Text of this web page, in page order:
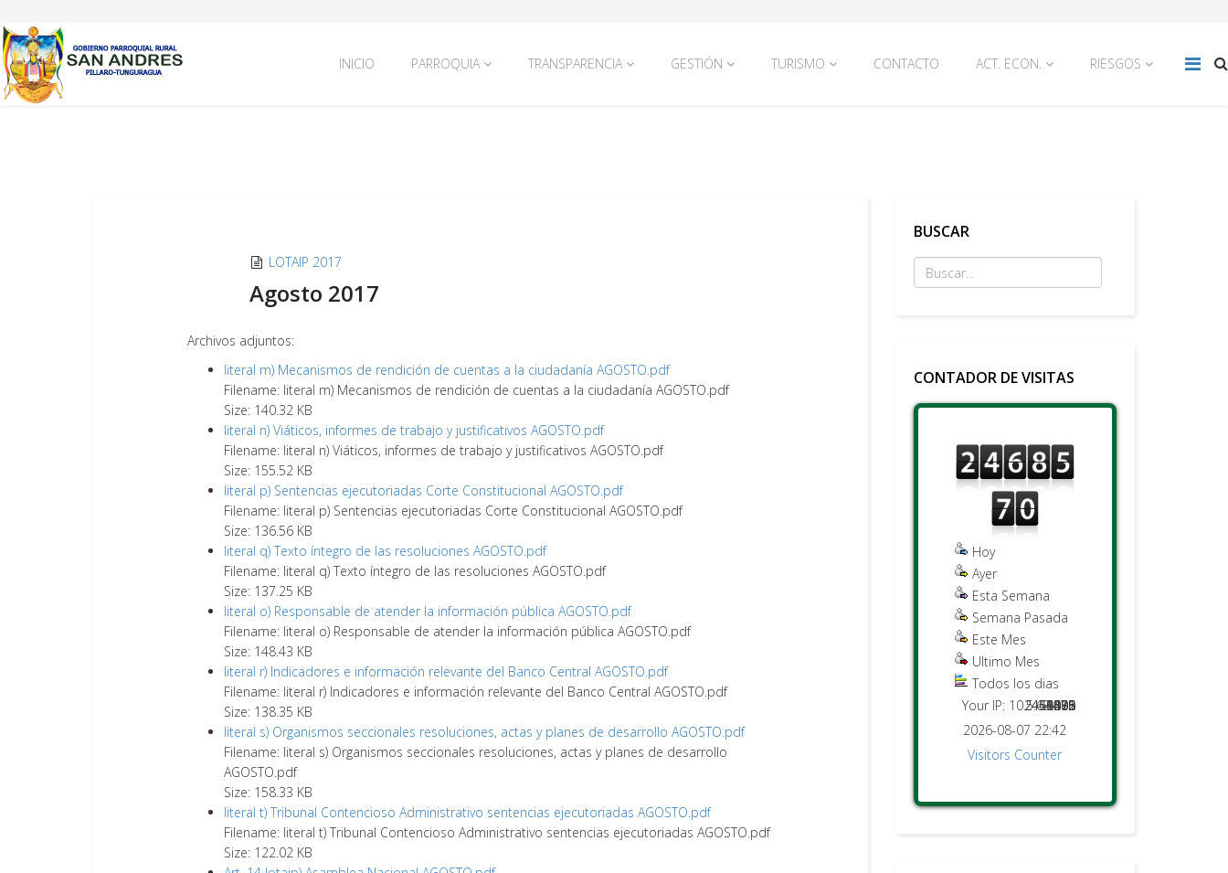
INICIO PARROQUIA TRANSPARENCIA GESTIÓN TURISMO CONTACTO ACT. ECON. RIESGOS
LOTAIP 2017
Agosto 2017
Archivos adjuntos:
literal m) Mecanismos de rendición de cuentas a la ciudadanía AGOSTO.pdf
Filename: literal m) Mecanismos de rendición de cuentas a la ciudadanía AGOSTO.pdf
Size: 140.32 KB
literal n) Viáticos, informes de trabajo y justificativos AGOSTO.pdf
Filename: literal n) Viáticos, informes de trabajo y justificativos AGOSTO.pdf
Size: 155.52 KB
literal p) Sentencias ejecutoriadas Corte Constitucional AGOSTO.pdf
Filename: literal p) Sentencias ejecutoriadas Corte Constitucional AGOSTO.pdf
Size: 136.56 KB
literal q) Texto íntegro de las resoluciones AGOSTO.pdf
Filename: literal q) Texto íntegro de las resoluciones AGOSTO.pdf
Size: 137.25 KB
literal o) Responsable de atender la información pública AGOSTO.pdf
Filename: literal o) Responsable de atender la información pública AGOSTO.pdf
Size: 148.43 KB
literal r) Indicadores e información relevante del Banco Central AGOSTO.pdf
Filename: literal r) Indicadores e información relevante del Banco Central AGOSTO.pdf
Size: 138.35 KB
literal s) Organismos seccionales resoluciones, actas y planes de desarrollo AGOSTO.pdf
Filename: literal s) Organismos seccionales resoluciones, actas y planes de desarrollo
AGOSTO.pdf
Size: 158.33 KB
literal t) Tribunal Contencioso Administrativo sentencias ejecutoriadas AGOSTO.pdf
Filename: literal t) Tribunal Contencioso Administrativo sentencias ejecutoriadas AGOSTO.pdf
Size: 122.02 KB
BUSCAR
CONTADOR DE VISITAS
Hoy
Ayer
Esta Semana
Semana Pasada
Este Mes
Ultimo Mes
Todos los dias
673
882
6098
2451476
9291
44015
2468570
Your IP: 10.5.63.40
2026-08-07 22:42
Visitors Counter